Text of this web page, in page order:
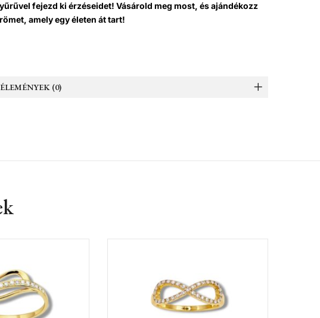
fejezd ki érzéseidet! Vásárold meg most, és ajándékozz
amely egy életen át tart!
(0)